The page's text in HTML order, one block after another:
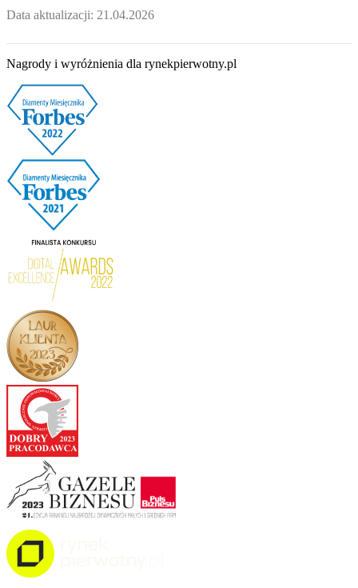
Data aktualizacji: 21.04.2026
Nagrody i wyróżnienia dla rynekpierwotny.pl